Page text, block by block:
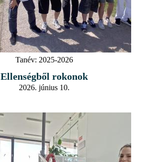
Tanév: 2025-2026
Ellenségből rokonok
2026. június 10.